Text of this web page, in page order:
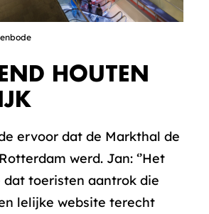
HOUTEN
ervoor dat de Markthal de
werd. Jan: ‘’Het
dat toeristen aantrok die
lelijke website terecht